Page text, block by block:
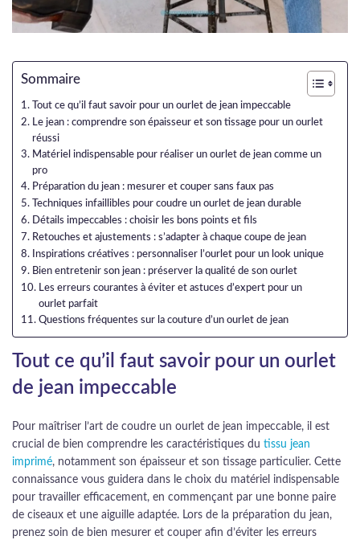
Sommaire
Tout ce qu’il faut savoir pour un ourlet de jean impeccable
Le jean : comprendre son épaisseur et son tissage pour un ourlet
réussi
Matériel indispensable pour réaliser un ourlet de jean comme un
pro
Préparation du jean : mesurer et couper sans faux pas
Techniques infaillibles pour coudre un ourlet de jean durable
Détails impeccables : choisir les bons points et fils
Retouches et ajustements : s’adapter à chaque coupe de jean
Inspirations créatives : personnaliser l’ourlet pour un look unique
Bien entretenir son jean : préserver la qualité de son ourlet
Les erreurs courantes à éviter et astuces d’expert pour un
ourlet parfait
Questions fréquentes sur la couture d’un ourlet de jean
Tout ce qu’il faut savoir pour un ourlet
de jean impeccable
Pour maîtriser l’art de coudre un ourlet de jean impeccable, il est
crucial de bien comprendre les caractéristiques du tissu jean
imprimé, notamment son épaisseur et son tissage particulier. Cette
connaissance vous guidera dans le choix du matériel indispensable
pour travailler efficacement, en commençant par une bonne paire
de ciseaux et une aiguille adaptée. Lors de la préparation du jean,
prenez soin de bien mesurer et couper afin d’éviter les erreurs